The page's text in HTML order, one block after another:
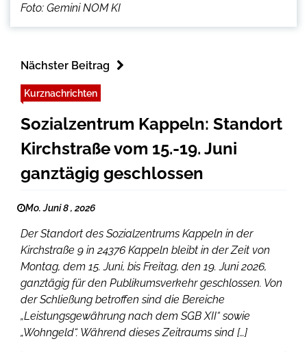
Foto: Gemini NOM KI
Nächster Beitrag
Kurznachrichten
Sozialzentrum Kappeln: Standort
Kirchstraße vom 15.-19. Juni
ganztägig geschlossen
Mo. Juni 8 , 2026
Der Standort des Sozialzentrums Kappeln in der
Kirchstraße 9 in 24376 Kappeln bleibt in der Zeit von
Montag, dem 15. Juni, bis Freitag, den 19. Juni 2026,
ganztägig für den Publikumsverkehr geschlossen. Von
der Schließung betroffen sind die Bereiche
„Leistungsgewährung nach dem SGB XII“ sowie
„Wohngeld“. Während dieses Zeitraums sind […]